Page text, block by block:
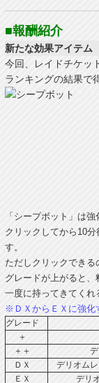
■報酬紹介
新たな効果アイテム
今回、レイドチケッ
ランキングの結果で
「シープボット」は強
クリックしてから10
す。
ただしクリックできる
グレードが上がると、
一度に持ってきてくれ
※ＤＸからＥＸに強化
グレード
＋
＋＋
デ
ＤＸ
デリオムレ
ＥＸ
デリ